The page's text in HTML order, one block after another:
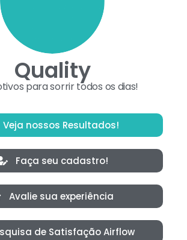
Quality
para sorrir todos os dias!
Veja nossos Resultados!
Faça seu cadastro!
Avalie sua experiência
de Satisfação Airflow